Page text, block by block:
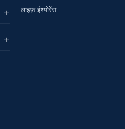
लाइफ़ इंश्योरेंस